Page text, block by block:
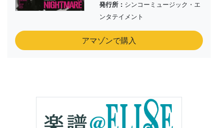
発行所： シンコーミュージック・エ
ンタテイメント
アマゾンで購入